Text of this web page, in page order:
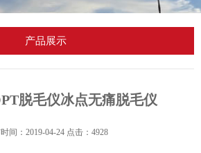
产品展示
脱毛仪冰点无痛脱毛仪
间：2019-04-24 点击：4928